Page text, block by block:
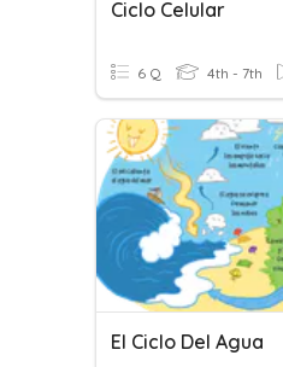
Ciclo Celular
6 Q 4th - 7th
El Ciclo Del Agua